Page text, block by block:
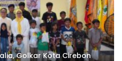
Golkar Kota Cirebon